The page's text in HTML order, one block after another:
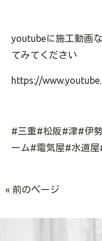
youtubeに施工動画
てみてください
https://
#三重#松阪#津#伊
ーム#電気屋#水道
« 前のページ